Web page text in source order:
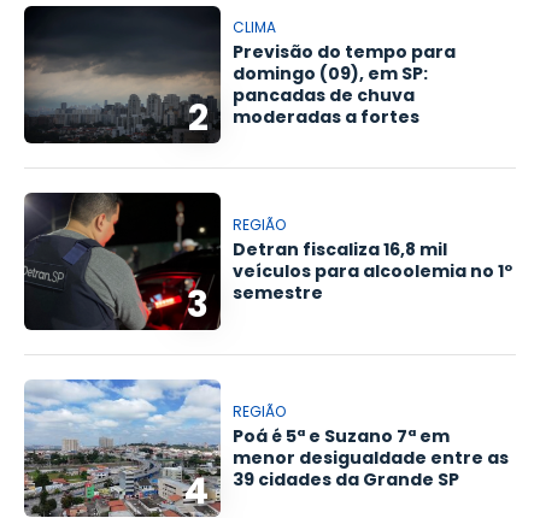
2
CLIMA
Previsão do tempo para
domingo (09), em SP:
pancadas de chuva
moderadas a fortes
3
REGIÃO
Detran fiscaliza 16,8 mil
veículos para alcoolemia no 1º
semestre
4
REGIÃO
Poá é 5ª e Suzano 7ª em
menor desigualdade entre as
39 cidades da Grande SP